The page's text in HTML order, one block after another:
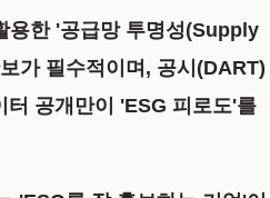
용한 '공급망 투명성(Supply
가 필수적이며, 공시(DART)
터 공개만이 'ESG 피로도'를